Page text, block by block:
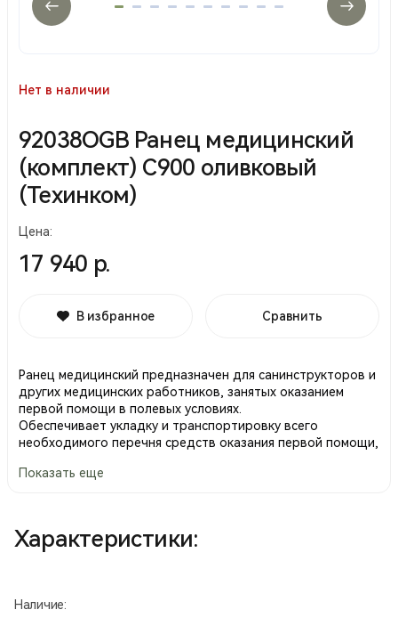
Нет в наличии
92038OGB Ранец медицинский
(комплект) С900 оливковый
(Техинком)
Цена:
17 940 р.
В избранное Сравнить
Ранец медицинский предназначен для санинструкторов и
других медицинских работников, занятых оказанием
первой помощи в полевых условиях.
Обеспечивает укладку и транспортировку всего
необходимого перечня средств оказания первой помощи,
определенных директивными указаниями ГВМУ МО РФ.
•В основном отделении ранца размещены три
медикаментозных средств и инструментов.
Показать еще
Характеристики:
Наличие: